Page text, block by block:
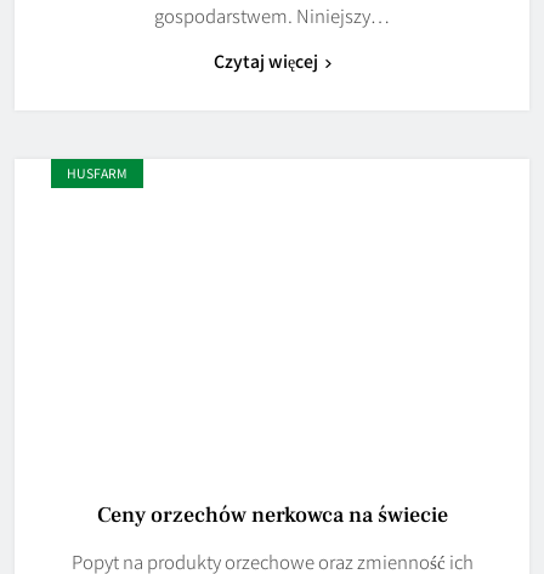
gospodarstwem. Niniejszy…
Czytaj więcej
HUSFARM
Ceny orzechów nerkowca na świecie
Popyt na produkty orzechowe oraz zmienność ich